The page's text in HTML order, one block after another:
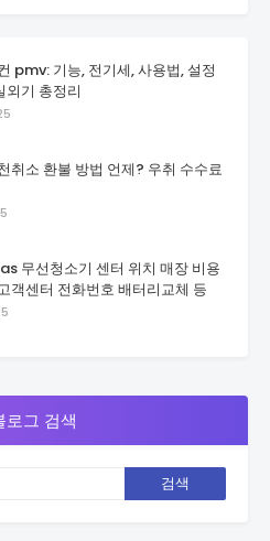
pmv: 기능, 전기세, 사용법, 설정
외기 총정리
취소 환불 방법 언제? 우취 수수료
무선청소기 센터 위치 매장 비용
객센터 전화번호 배터리교체 등
로그 검색